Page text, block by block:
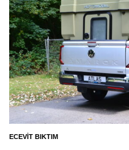
ECEVIT BIKTIM